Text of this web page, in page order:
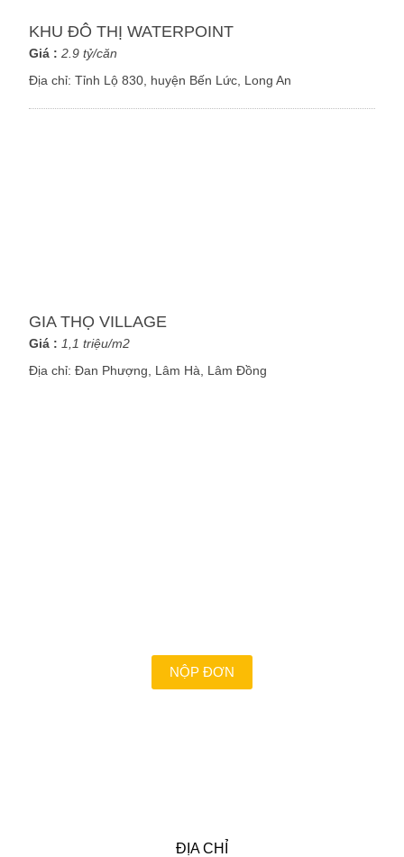
KHU ĐÔ THỊ WATERPOINT
Giá : 2.9 tỷ/căn
Địa chỉ:Tỉnh Lộ 830, huyện Bến Lức, Long An
GIA THỌ VILLAGE
Giá : 1,1 triệu/m2
Địa chỉ:Đan Phượng, Lâm Hà, Lâm Đồng
NỘP ĐƠN
ĐỊA CHỈ